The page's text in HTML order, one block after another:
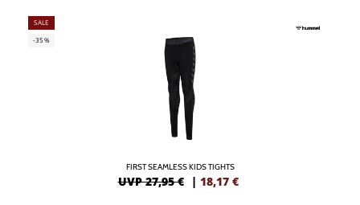
SALE
-35%
FIRST SEAMLESS KIDS TIGHTS
UVP 27,95 € | 18,17 €